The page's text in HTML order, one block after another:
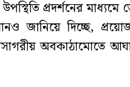
প্রদর্শনের মাধ্যমে
জানিয়ে দিচ্ছে,
অবকাঠামোতে